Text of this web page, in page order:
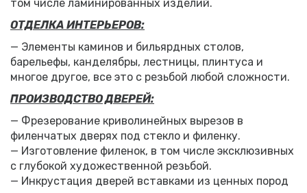
том числе ламинированных изделий.
ОТДЕЛКА ИНТЕРЬЕРОВ:
— Элементы каминов и бильярдных столов,
барельефы, канделябры, лестницы, плинтуса и
многое другое, все это с резьбой любой сложности.
ПРОИЗВОДСТВО ДВЕРЕЙ:
— Фрезерование криволинейных вырезов в
филенчатых дверях под стекло и филенку.
— Изготовление филенок, в том числе эксклюзивных
с глубокой художественной резьбой.
— Инкрустация дверей вставками из ценных пород